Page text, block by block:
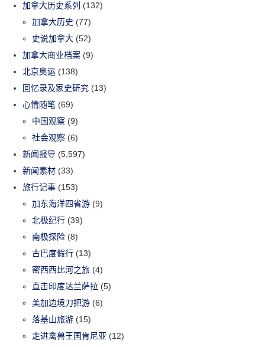
加拿大历史系列 (132)
加拿大历史 (77)
史说加拿大 (52)
加拿大商业档案 (9)
北京奥运 (138)
回忆录及家史研究 (13)
心情随笔 (69)
中国观察 (9)
社会观察 (6)
新闻报导 (5,597)
新闻素材 (33)
旅行记事 (153)
加东海洋四省游 (9)
北极纪行 (39)
南极探险 (8)
古巴度假行 (13)
密西西比河之旅 (4)
直击印度达兰萨拉 (5)
美加边境刀把游 (6)
落基山旅游 (15)
走进禽兽王国肯尼亚 (12)